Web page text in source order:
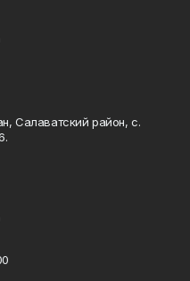
Салаватский район, с.